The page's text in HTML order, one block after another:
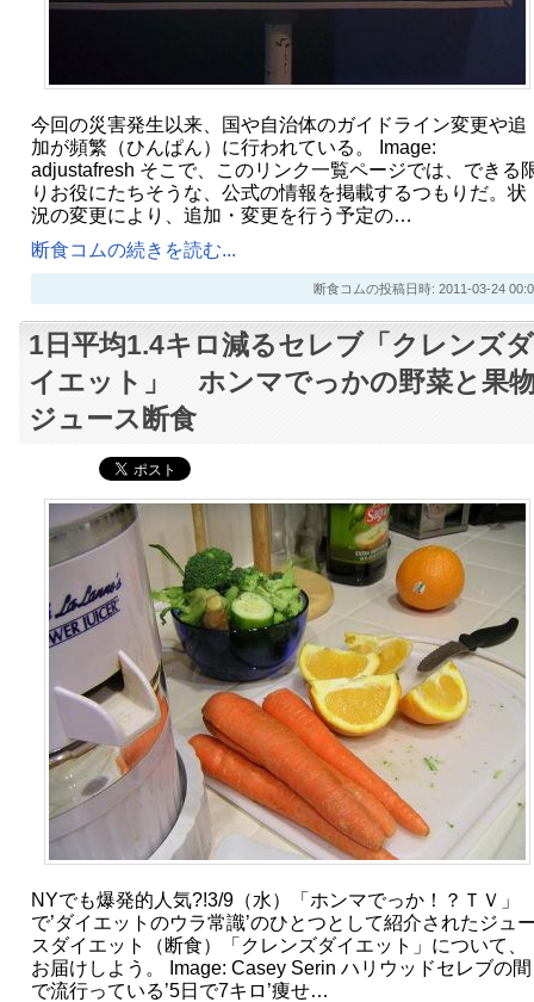
今回の災害発生以来、国や自治体のガイドライン変更や追
加が頻繁（ひんぱん）に行われている。 Image:
adjustafresh そこで、このリンク一覧ページでは、できる
りお役にたちそうな、公式の情報を掲載するつもりだ。状
況の変更により、追加・変更を行う予定の…
断食コムの続きを読む...
断食コムの投稿日時: 2011-03-24
1日平均1.4キロ減るセレブ「クレンズダ
イエット」 ホンマでっかの野菜と果
ジュース断食
NYでも爆発的人気?!3/9（水）「ホンマでっか！？ＴＶ」
で’ダイエットのウラ常識’のひとつとして紹介されたジュ
スダイエット（断食）「クレンズダイエット」について、
お届けしよう。 Image: Casey Serin ハリウッドセレブの間
で流行っている’5日で7キロ’痩せ…